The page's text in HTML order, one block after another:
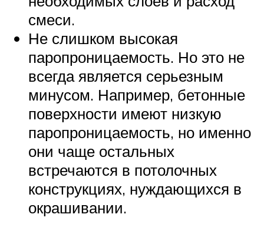
смеси.
Не слишком высокая
паропроницаемость. Но это не
всегда является серьезным
минусом. Например, бетонные
поверхности имеют низкую
паропроницаемость, но именно
они чаще остальных
встречаются в потолочных
конструкциях, нуждающихся в
окрашивании.